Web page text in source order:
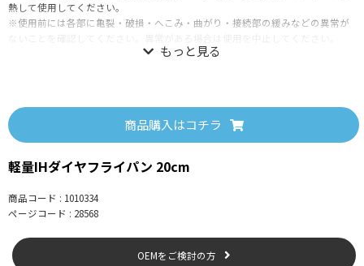
熱して使用してください。
※使用前には各部に亀裂・破損・へこみ・曲がり・接続部の緩みなどの異常が
●空焚きは絶対にしない（火災や火傷などの事故、本体や取っ手の変形や破損
などの原因となる）。
以下で使用する。
る。
●フライパンは加熱部の中央に置いて使用する。
●IH使用時は予熱の火力は弱めにし、加熱しすぎない。
●金属ヘラなど調理器具を使用の際は、角の丸いもので、キズをつけないよう
商品購入はコチラ
軽量IHダイヤフライパン 20cm
商品コード : 1010334
ページコード : 28568
OEMをご検討の方